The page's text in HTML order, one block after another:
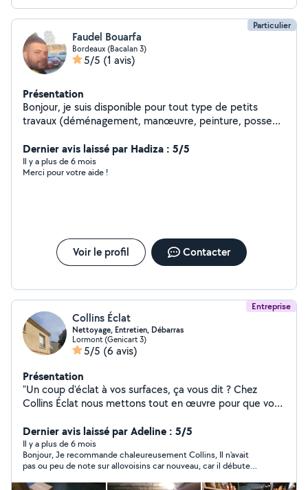
Particulier
Faudel Bouarfa
Bordeaux (Bacalan 3)
5/5 (1 avis)
Présentation
Bonjour, je suis disponible pour tout type de petits
travaux (déménagement, manœuvre, peinture, posse
contacter.
Dernier avis laissé par Hadiza : 5/5
Il y a plus de 6 mois
Merci pour votre aide !
Voir le profil Contacter
Entreprise
Collins Éclat
Nettoyage, Entretien, Débarras
Lormont (Genicart 3)
5/5 (6 avis)
Présentation
"Un coup d'éclat à vos surfaces, ça vous dit ? Chez
Collins Éclat nous mettons tout en œuvre pour que vos
- Nettoyage des Vitres, Façades, Toitures, Terrasses,
Gouttières - Nettoyage et Débarras de Jardin : tonte,
taille, élagage... - Débarras : encombrants, déchets
verts, tout y passe ! Pourquoi nous ? - Fiable et Travail
bien fait, toujours avec le sourire. - Disponible
Dernier avis laissé par Adeline : 5/5
Il y a plus de 6 mois
Bonjour, Je recommande chaleureusement Collins, Il n'avait
pas ou peu de note sur allovoisins car nouveau, car il débute
honnête, Il m'a aidé à nettoyer et donner des conseils pour